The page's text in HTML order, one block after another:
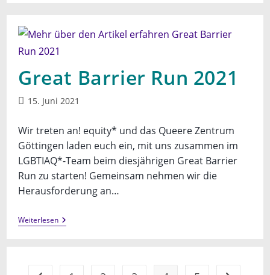
Great Barrier Run 2021
Beitrag
15. Juni 2021
Wir treten an! equity* und das Queere Zentrum
Göttingen laden euch ein, mit uns zusammen im
LGBTIAQ*-Team beim diesjährigen Great Barrier
Run zu starten! Gemeinsam nehmen wir die
Herausforderung an…
WeiterlesenGreat
Barrier